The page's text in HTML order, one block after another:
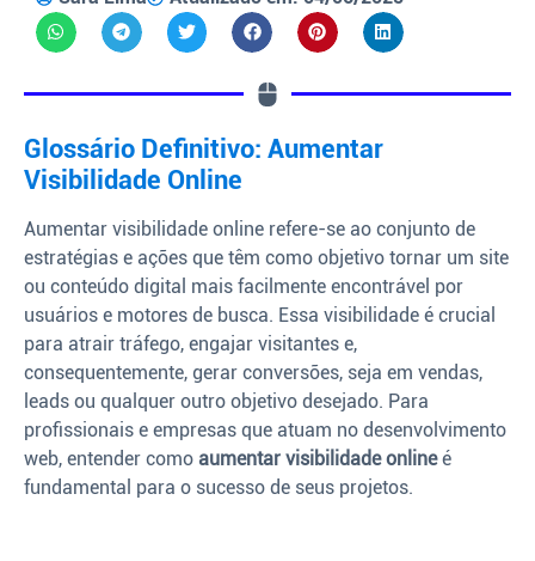
Glossário Definitivo: Aumentar
Visibilidade Online
Aumentar visibilidade online refere-se ao conjunto de
estratégias e ações que têm como objetivo tornar um site
ou conteúdo digital mais facilmente encontrável por
usuários e motores de busca. Essa visibilidade é crucial
para atrair tráfego, engajar visitantes e,
consequentemente, gerar conversões, seja em vendas,
leads ou qualquer outro objetivo desejado. Para
profissionais e empresas que atuam no desenvolvimento
web, entender como aumentar visibilidade onlineé
fundamental para o sucesso de seus projetos.